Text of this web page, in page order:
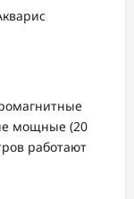
мощные (20
работают